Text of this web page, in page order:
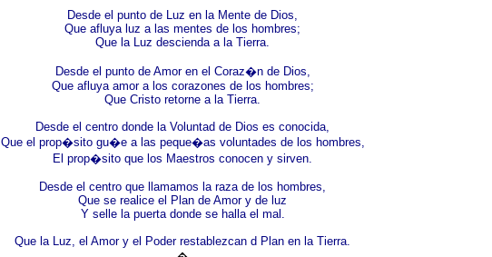
Desde el punto de Luz en la Mente de Dios,
Que afluya luz a las mentes de los hombres;
Que la Luz descienda a la Tierra.
Desde el punto de Amor en el Coraz�n de Dios,
Que afluya amor a los corazones de los hombres;
Que Cristo retorne a la Tierra.
Desde el centro donde la Voluntad de Dios es conocida,
Que el prop�sito gu�e a las peque�as voluntades de los hombres,
El prop�sito que los Maestros conocen y sirven.
Desde el centro que llamamos la raza de los hombres,
Que se realice el Plan de Amor y de luz
Y selle la puerta donde se halla el mal.
Que la Luz, el Amor y el Poder restablezcan d Plan en la Tierra.